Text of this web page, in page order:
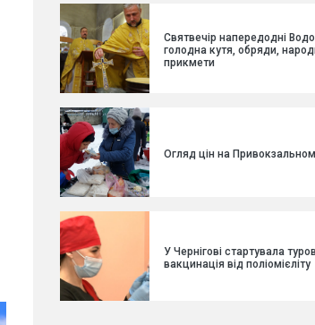
Святвечір напередодні
голодна кутя, обряди,
прикмети
Огляд цін на
У Чернігові стартувала
вакцинація від поліомієліту